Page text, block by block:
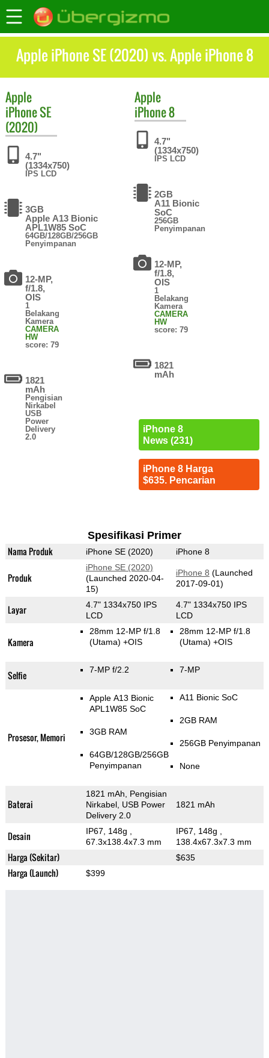
Apple iPhone SE (2020) vs. Apple iPhone 8
Apple
iPhone SE
(2020)
4.7"
(1334x750)
IPS LCD
3GB
Apple A13 Bionic
APL1W85 SoC
64GB/128GB/256GB
Penyimpanan
12-MP,
f/1.8,
OIS
1
Belakang
Kamera
CAMERA
HW
score: 79
1821
mAh
Pengisian
Nirkabel
USB
Power
Delivery
2.0
Apple
iPhone 8
4.7"
(1334x750)
IPS LCD
2GB
A11 Bionic
SoC
256GB
Penyimpanan
12-MP,
f/1.8,
OIS
1
Belakang
Kamera
CAMERA
HW
score: 79
1821
mAh
iPhone 8
News (231)
iPhone 8 Harga
$635. Pencarian
Spesifikasi Primer
Nama Produk iPhone SE (2020) iPhone 8
Produk
iPhone SE (2020)
(Launched 2020-04-
15)
iPhone 8 (Launched
2017-09-01)
Layar
4.7" 1334x750 IPS
LCD
4.7" 1334x750 IPS
LCD
Kamera
28mm 12-MP f/1.8
(Utama) +OIS
28mm 12-MP f/1.8
(Utama) +OIS
Selfie 7-MP f/2.2 7-MP
Prosesor, Memori
Apple A13 Bionic
APL1W85 SoC
3GB RAM
64GB/128GB/256GB
Penyimpanan
A11 Bionic SoC
2GB RAM
256GB Penyimpanan
None
Baterai
1821 mAh, Pengisian
Nirkabel, USB Power
Delivery 2.0
1821 mAh
Desain IP67, 148g
67.3x138.4x7.3 mm
IP67, 148g
138.4x67.3x7.3 mm
Harga (Sekitar) $635
Harga (Launch) $399